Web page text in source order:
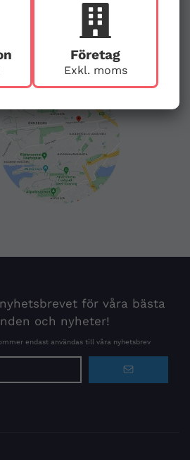
Företag
Exkl. moms
för våra bästa
och nyheter!
endast användas till våra nyhetsbrev